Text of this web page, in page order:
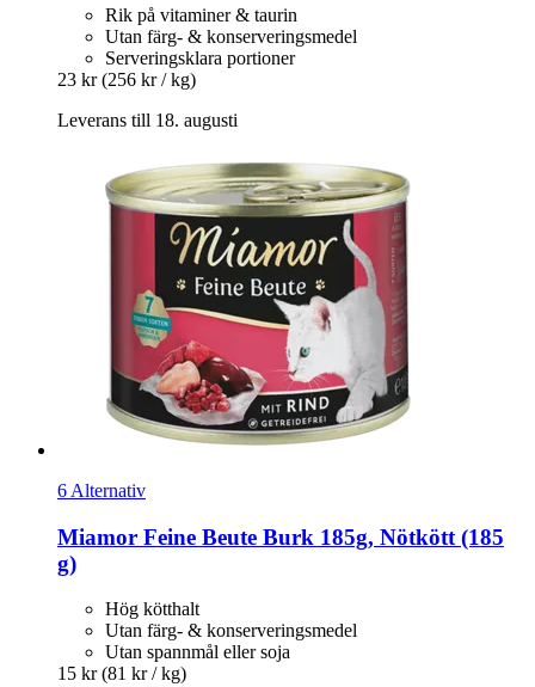
Rik på vitaminer & taurin
Utan färg- & konserveringsmedel
Serveringsklara portioner
23 kr (256 kr / kg)
Leverans till 18. augusti
6 Alternativ
Miamor Feine Beute Burk 185g, Nötkött (185
g)
Hög kötthalt
Utan färg- & konserveringsmedel
Utan spannmål eller soja
15 kr (81 kr / kg)